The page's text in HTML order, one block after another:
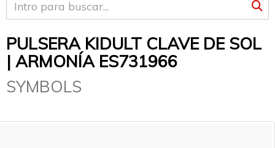
PULSERA KIDULT CLAVE DE SOL
| ARMONÍA ES731966
SYMBOLS